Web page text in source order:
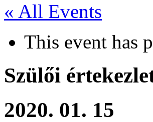
« All Events
This event has
Szülői
2020. 01. 15